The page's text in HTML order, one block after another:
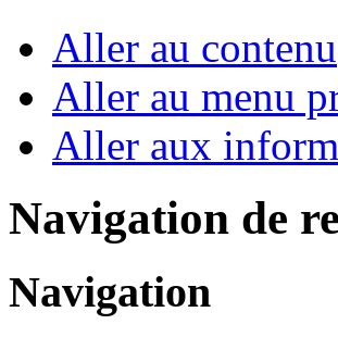
Aller au contenu
Aller au menu
Aller aux
Navigation de
Navigation